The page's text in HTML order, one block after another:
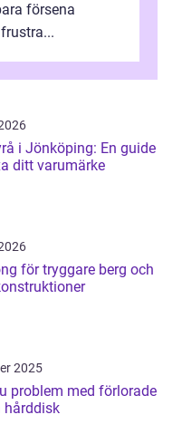
försena
i Jönköping: En guide
ditt varumärke
för tryggare berg och
2025
problem med förlorade
hårddisk